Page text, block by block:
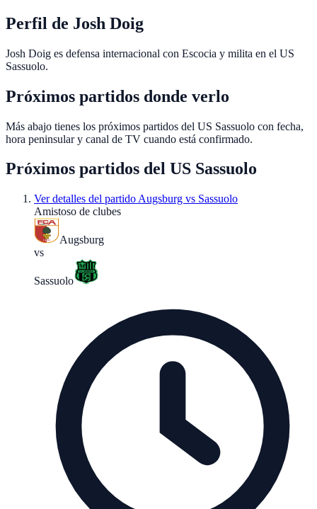
Perfil de Josh Doig
Josh Doig es defensa internacional con Escocia y milita en el US
Sassuolo.
Próximos partidos donde verlo
Más abajo tienes los próximos partidos del US Sassuolo con fecha,
hora peninsular y canal de TV cuando está confirmado.
Próximos partidos del US Sassuolo
Ver detalles del partido Augsburg vs Sassuolo
Amistoso de clubes
Augsburg
vs
Sassuolo